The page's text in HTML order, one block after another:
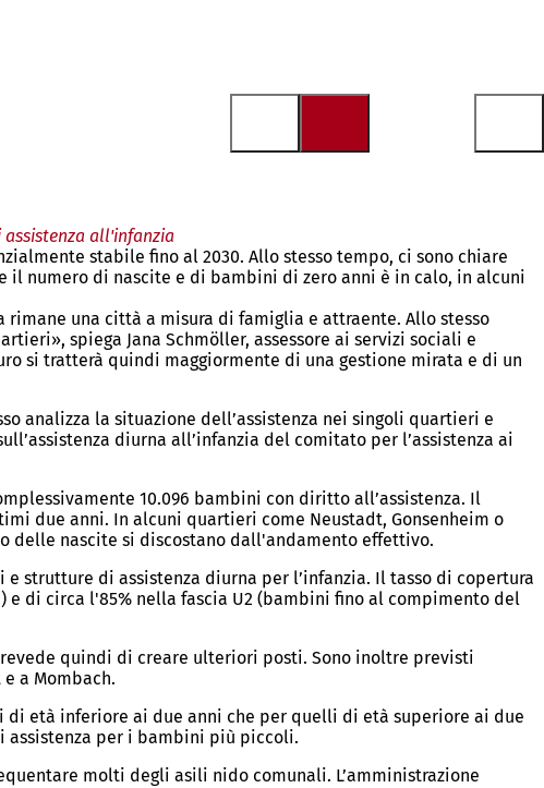
all'infanzia
stabile fino al 2030. Allo stesso tempo, ci sono chiare
numero di nascite e di bambini di zero anni è in calo, in alcuni
una città a misura di famiglia e attraente. Allo stesso
spiega Jana Schmöller, assessore ai servizi sociali e
si tratterà quindi maggiormente di una gestione mirata e di un
analizza la situazione dell’assistenza nei singoli quartieri e
diurna all’infanzia del comitato per l’assistenza ai
10.096 bambini con diritto all’assistenza. Il
due anni. In alcuni quartieri come Neustadt, Gonsenheim o
delle nascite si discostano dall'andamento effettivo.
strutture di assistenza diurna per l’infanzia. Il tasso di copertura
di circa l'85% nella fascia U2 (bambini fino al compimento del
quindi di creare ulteriori posti. Sono inoltre previsti
a Mombach.
età inferiore ai due anni che per quelli di età superiore ai due
per i bambini più piccoli.
molti degli asili nido comunali. L’amministrazione